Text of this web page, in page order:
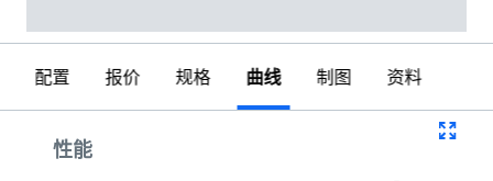
配置 报价 规格 曲线 制图 资料
性能